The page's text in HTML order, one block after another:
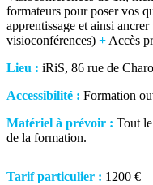
formateurs pour poser vos
apprentissage et ainsi
visioconférences) + Accès
Lieu : iRiS, 86 rue de
Accessibilité : Formation
Matériel à prévoir : Tout
de la formation.
Tarif particulier : 1200 €